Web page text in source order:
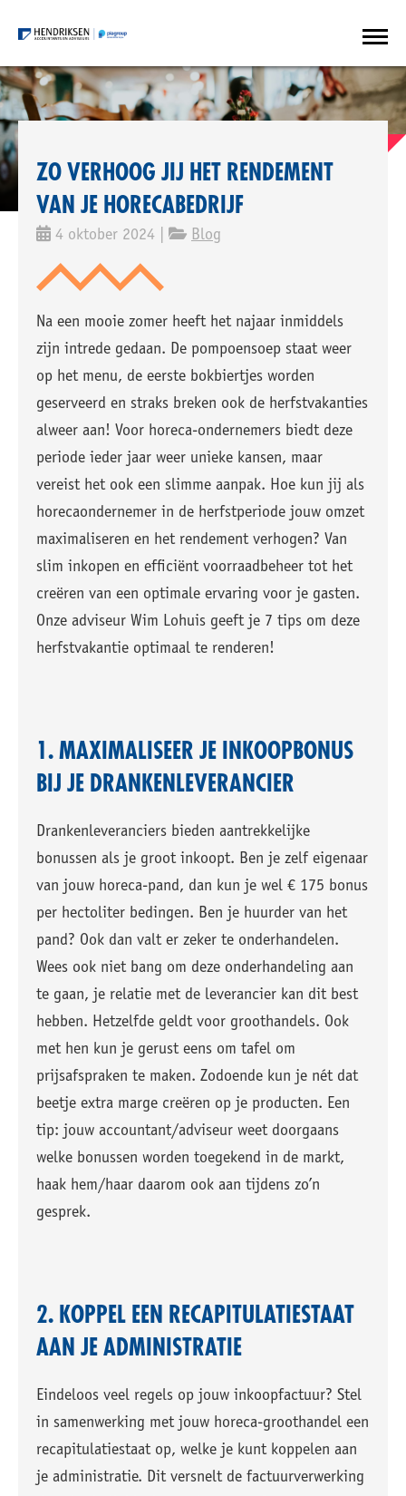
ZO VERHOOG JIJ HET RENDEMENT
VAN JE HORECABEDRIJF
4 oktober 2024 | Blog
Na een mooie zomer heeft het najaar inmiddels
zijn intrede gedaan. De pompoensoep staat weer
op het menu, de eerste bokbiertjes worden
geserveerd en straks breken ook de herfstvakanties
alweer aan! Voor horeca-ondernemers biedt deze
periode ieder jaar weer unieke kansen, maar
vereist het ook een slimme aanpak. Hoe kun jij als
horecaondernemer in de herfstperiode jouw omzet
maximaliseren en het rendement verhogen? Van
slim inkopen en efficiënt voorraadbeheer tot het
creëren van een optimale ervaring voor je gasten.
Onze adviseur Wim Lohuis geeft je 7 tips om deze
herfstvakantie optimaal te renderen!
1. MAXIMALISEER JE INKOOPBONUS
BIJ JE DRANKENLEVERANCIER
Drankenleveranciers bieden aantrekkelijke
bonussen als je groot inkoopt. Ben je zelf eigenaar
van jouw horeca-pand, dan kun je wel € 175 bonus
per hectoliter bedingen. Ben je huurder van het
pand? Ook dan valt er zeker te onderhandelen.
Wees ook niet bang om deze onderhandeling aan
te gaan, je relatie met de leverancier kan dit best
hebben. Hetzelfde geldt voor groothandels. Ook
met hen kun je gerust eens om tafel om
prijsafspraken te maken. Zodoende kun je nét dat
beetje extra marge creëren op je producten. Een
tip: jouw accountant/adviseur weet doorgaans
welke bonussen worden toegekend in de markt,
haak hem/haar daarom ook aan tijdens zo’n
gesprek.
2. KOPPEL EEN RECAPITULATIESTAAT
AAN JE ADMINISTRATIE
Eindeloos veel regels op jouw inkoopfactuur? Stel
in samenwerking met jouw horeca-groothandel een
recapitulatiestaat op, welke je kunt koppelen aan
je administratie. Dit versnelt de factuurverwerking